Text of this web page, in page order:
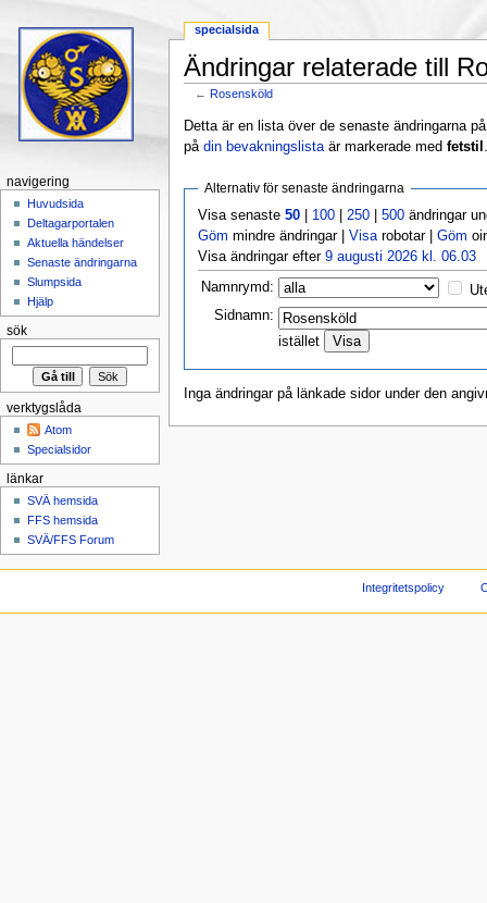
Ändringar relaterade till
←Rosensköld
Detta är en lista över de senaste ändringarna
på din bevakningslistaär markerade med fetstil
Alternativ för senaste ändringarna
Visa senaste50 100 250 |500 ändringar
Göm mindre ändringar |Visa robotar |Göm
Visa ändringar efter9 augusti 2026 kl. 06.03
Namnrymd:
Sidnamn:
istället
Inga ändringar på länkade sidor under den
specialsida
navigering
Huvudsida
Deltagarportalen
Aktuella händelser
Senaste ändringarna
Slumpsida
Hjälp
sök
verktygslåda
Atom
Specialsidor
länkar
SVÄ hemsida
FFS hemsida
SVÄ/FFS Forum
Integritetspolicy